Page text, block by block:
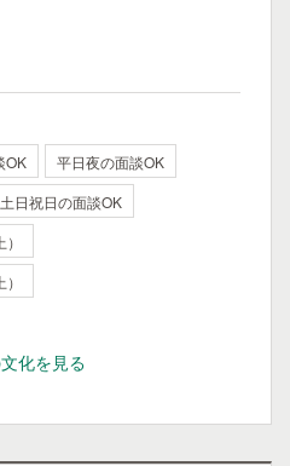
OK
平日夜の面談OK
土日祝日の面談OK
化を見る